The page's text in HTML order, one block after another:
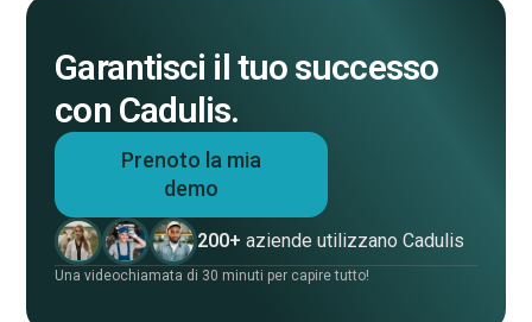
Garantisci il tuo successo
con Cadulis.
Prenoto la mia
demo
200+ aziende utilizzano Cadulis
Una videochiamata di 30 minuti per capire tutto!